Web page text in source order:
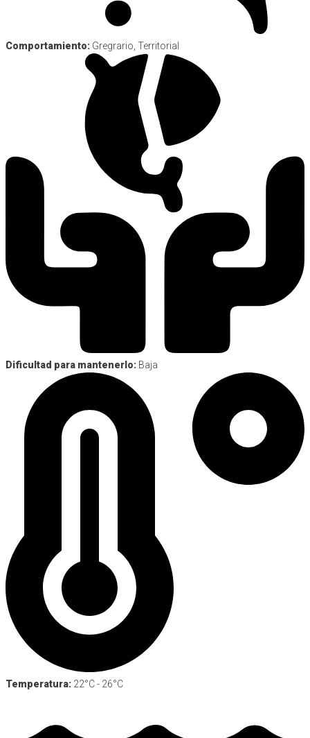
Comportamiento: Gregrario, Territorial
Dificultad para mantenerlo: Baja
Temperatura: 22°C - 26°C